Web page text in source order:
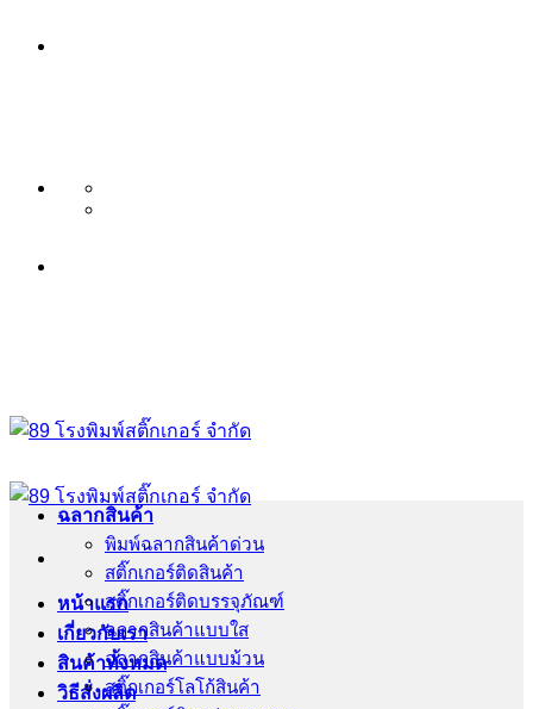
หน้าแรก
เกี่ยวกับเรา
สินค้าทั้งหมด
วิธีสั่งผลิต
ฉลากสินค้า
พิมพ์ฉลากสินค้าด่วน
สติ๊กเกอร์ติดสินค้า
สติ๊กเกอร์ติดบรรจุภัณฑ์
ฉลากสินค้าแบบใส
ฉลากสินค้าแบบม้วน
สติ๊กเกอร์โลโก้สินค้า